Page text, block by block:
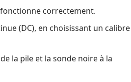
correctement.
(DC), en choisissant un calibre
la pile et la sonde noire à la